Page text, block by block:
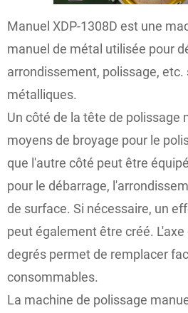
Manuel XDP-1308D est une
manuel de métal utilisée pour
arrondissement, polissage,
métalliques.
Un côté de la tête de polissage
moyens de broyage pour le
que l'autre côté peut être
pour le débarrage,
de surface. Si nécessaire, un
peut également être créé.
degrés permet de remplacer
consommables.
La machine de polissage